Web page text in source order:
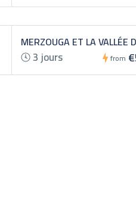
from
MERZOUGA ET LA VALLÉE
3 jours